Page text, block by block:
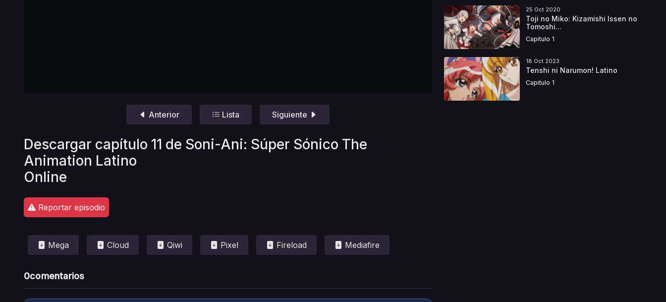
Anterior Lista Siguiente
Descargar capítulo 11 de Soni-Ani: Súper Sónico The
Animation Latino
Online
Reportar episodio
Mega Cloud Qiwi Pixel Fireload Mediafire
0comentarios
25 Oct 2020
Toji no Miko: Kizamishi Issen no
Tomoshi...
Capitulo 1
18 Oct 2023
Tenshi ni Narumon! Latino
Capitulo 1